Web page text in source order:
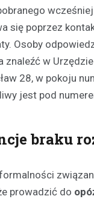
się poprzez
Osoby
znaleźć w Urzędzie
28, w pokoju
jest pod
braku
prowadzić do